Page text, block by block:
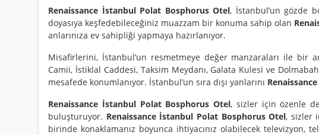
Renaissance İstanbul Polat Bosphorus Otel, İstanbul’un gözde
doyasıya keşfedebileceğiniz muazzam bir konuma sahip olan
anlarınıza ev sahipliği yapmaya hazırlanıyor.
Misafirlerini, İstanbul’un resmetmeye değer manzaraları ile bir
Camii, İstiklal Caddesi, Taksim Meydanı, Galata Kulesi ve
mesafede konumlanıyor. İstanbul’un sıra dışı yanlarını
Renaissance İstanbul Polat Bosphorus Otel, sizler için özenle
buluşturuyor. Renaissance İstanbul Polat Bosphorus Otel, sizler
birinde konaklamanız boyunca ihtiyacınız olabilecek televizyon,